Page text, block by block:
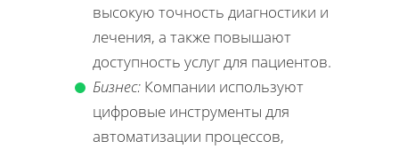
высокую точность диагностики и
лечения, а также повышают
доступность услуг для пациентов.
Бизнес: Компании используют
цифровые инструменты для
автоматизации процессов,